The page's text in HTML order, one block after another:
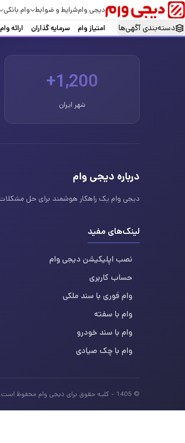
دیجی وامشرایط و ضوابط وام بانکی
دسته‌بندی آگهی‌ها
امتیاز وام سرمایه گذاران ارائه
1,200+
شهر ایران
درباره دیجی وام
دیجی وام یک راهکار هوشمند برای حل مشکلات
لینک‌های مفید
نصب اپلیکیشن دیجی وام
حساب کاربری
وام فوری با سند ملکی
وام با سفته
وام با سند خودرو
وام با چک صیادی
© 1405 - کلیه حقوق برای دیجی وام محفوظ است. هرگونه استفاده از محتوای این سایت بدون ذکر منبع، غیرمجاز بوده و پیگرد قانونی دارد.